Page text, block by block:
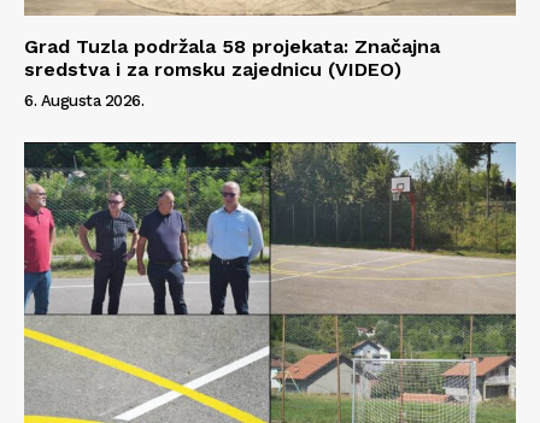
Info
O nama
Kontakt
Impressum
Grad Tuzla podržala 58 projekata: Značajna
sredstva i za romsku zajednicu (VIDEO)
6. Augusta 2026.